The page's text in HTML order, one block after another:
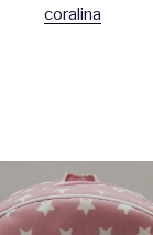
coralina